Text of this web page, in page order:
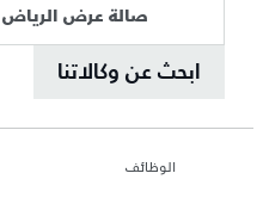
صالة عرض الرياض
ابحث عن وكالاتنا
الوظائف